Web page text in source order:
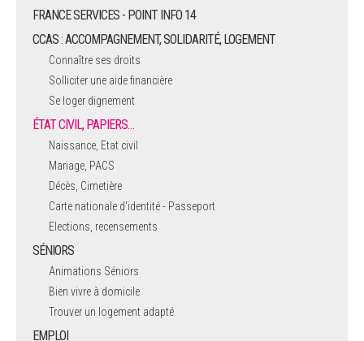
FRANCE SERVICES - POINT INFO 14
CCAS : ACCOMPAGNEMENT, SOLIDARITÉ, LOGEMENT
Connaître ses droits
Solliciter une aide financière
Se loger dignement
ÉTAT CIVIL, PAPIERS…
Naissance, Etat civil
Mariage, PACS
Décès, Cimetière
Carte nationale d'identité - Passeport
Elections, recensements
SÉNIORS
Animations Séniors
Bien vivre à domicile
Trouver un logement adapté
EMPLOI